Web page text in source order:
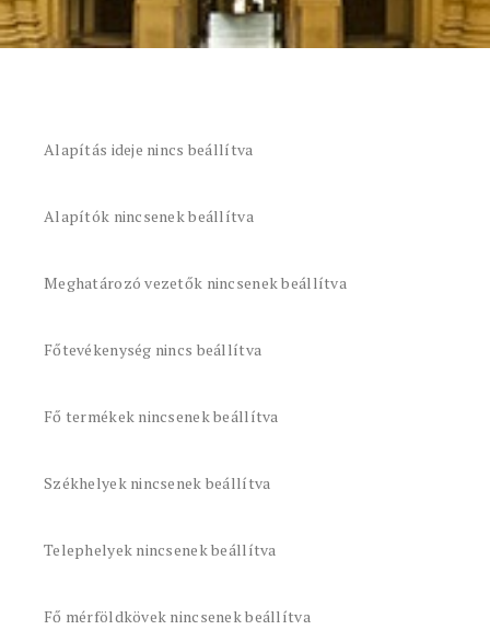
Alapítás ideje nincs beállítva
Alapítók nincsenek beállítva
Meghatározó vezetők nincsenek beállítva
Főtevékenység nincs beállítva
Fő termékek nincsenek beállítva
Székhelyek nincsenek beállítva
Telephelyek nincsenek beállítva
Fő mérföldkövek nincsenek beállítva